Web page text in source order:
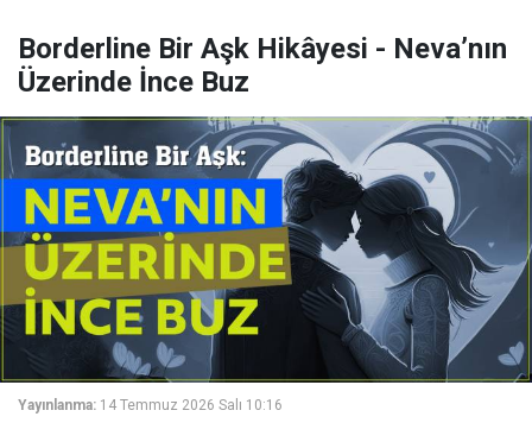
Borderline Bir Aşk Hikâyesi - Neva’nın
Üzerinde İnce Buz
Yayınlanma: 14 Temmuz 2026 Salı 10:16